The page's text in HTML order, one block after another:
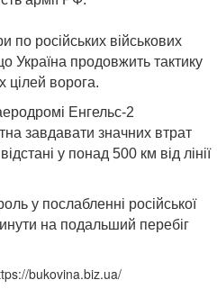
по російських військових
Україна продовжить тактику
цілей ворога.
Енгельс-2
завдавати значних втрат
у понад 500 км від лінії
у послабленні російської
на подальший перебіг
bukovina.biz.ua/